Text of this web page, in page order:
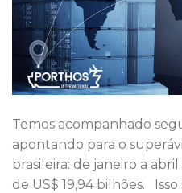
Temos acompanhado
apontando para o
brasileira: de janeiro a
de US$ 19,94 bilhões.